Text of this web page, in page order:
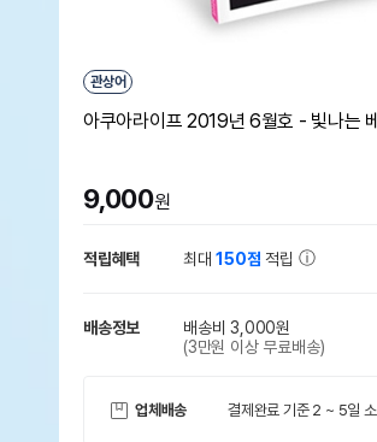
관상어
아쿠아라이프 2019년 6월호 - 빛나는
9,000원
적립혜택 최대150점 적립
배송정보
배송비 3,000원
(3만원 이상 무료배송)
업체배송 결제완료 기준 2 ~ 5일